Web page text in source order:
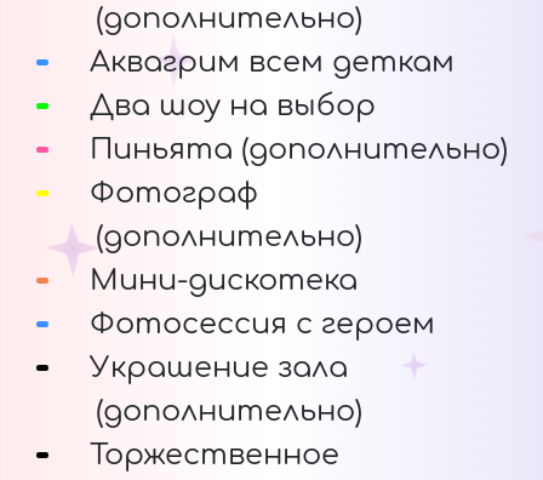
(дополнительно)
Аквагрим всем деткам
Два шоу на выбор
Пиньята (дополнительно)
Фотограф
(дополнительно)
Мини-дискотека
Фотосессия с героем
Украшение зала
(дополнительно)
Торжественное